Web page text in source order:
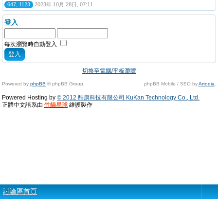
647, 1123 2023年 10月 28日, 07:11
登入
每次瀏覽時自動登入
切換至電腦/平板瀏覽
Powered by phpBB © phpBB Group. phpBB Mobile / SEO byArtodia
Powered Hosting by © 2012 酷康科技有限公司 KuKan Technology Co., Ltd.
正體中文語系由 竹貓星球 維護製作
討論區首頁